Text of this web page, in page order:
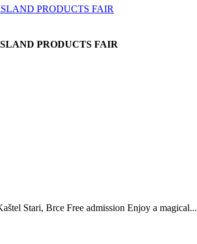
PRODUCTS FAIR
Stari, Brce Free admission Enjoy a magical...